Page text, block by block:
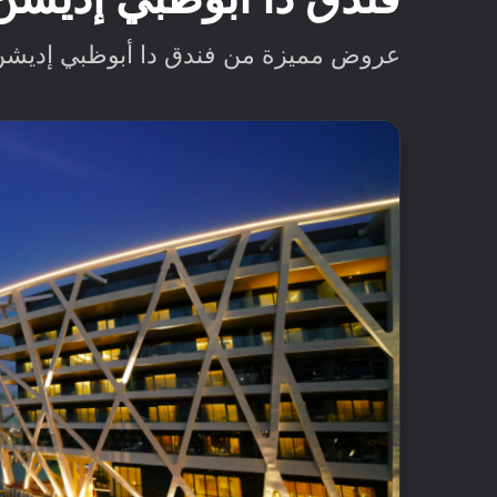
عروض مميزة من فندق دا أبوظبي